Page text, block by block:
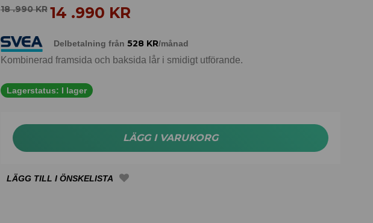
18 .990KR 14 .990 KR
Delbetalning från 528 KR/månad
Kombinerad framsida och baksida lår i smidigt utförande.
Lagerstatus: I lager
LÄGG I VARUKORG